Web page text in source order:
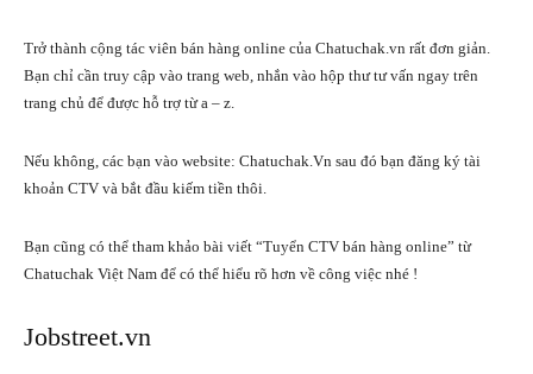
Trở thành cộng tác viên bán hàng online của Chatuchak.vn rất đơn giản.
Bạn chỉ cần truy cập vào trang web, nhắn vào hộp thư tư vấn ngay trên
trang chủ để được hỗ trợ từ a – z.
Nếu không, các bạn vào website: Chatuchak.Vn sau đó bạn đăng ký tài
khoản CTV và bắt đầu kiếm tiền thôi.
Bạn cũng có thể tham khảo bài viết “Tuyển CTV bán hàng online” từ
Chatuchak Việt Nam để có thể hiểu rõ hơn về công việc nhé !
Jobstreet.vn